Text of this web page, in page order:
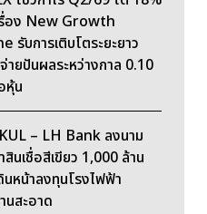
รื่อง New Growth
รับการเติบโตระยะยาว
ายปันผลระหว่างกาล 0.10
หุ้น
– LH Bank ลงนาม
นเชื่อสีเขียว 1,000 ล้าน
นหน้าลงทุนโรงไฟฟ้า
นสะอาด